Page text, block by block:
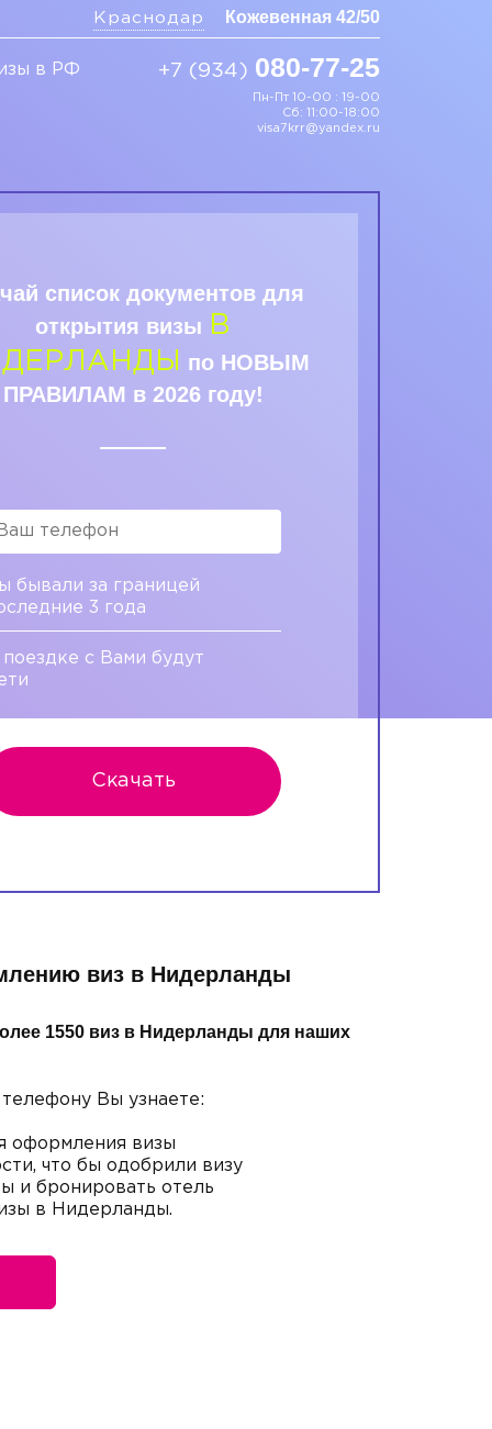
Краснодар Кожевенная 42/50
в РФ +7 (934) 080-77-25
Пн-Пт 10-00 : 19-00
Сб: 11:00-18:00
visa7krr@yandex.ru
список документов для
открытия визы В
по НОВЫМ
ПРАВИЛАМ в 2026 году!
бывали за границей
3 года
поездке с Вами будут
Скачать
виз в Нидерланды
1550 виз в Нидерланды для наших
Вы узнаете:
оформления визы
что бы одобрили визу
и бронировать отель
в Нидерланды.